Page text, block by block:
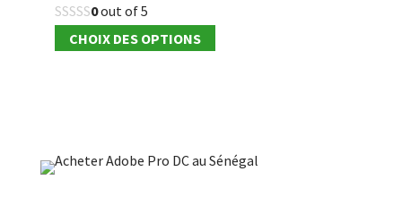
prix :
17
0out of 5
CHOIX DES OPTIONS
Les